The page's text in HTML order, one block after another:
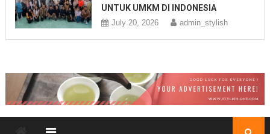
UNTUK UMKM DI INDONESIA
July 20, 2026 admin_stylish